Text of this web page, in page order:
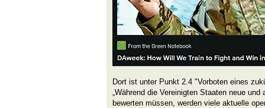
Dort ist unter Punkt 2.4 "Vorboten eines
„Während die Vereinigten Staaten neue
bewerten müssen, werden viele aktuelle